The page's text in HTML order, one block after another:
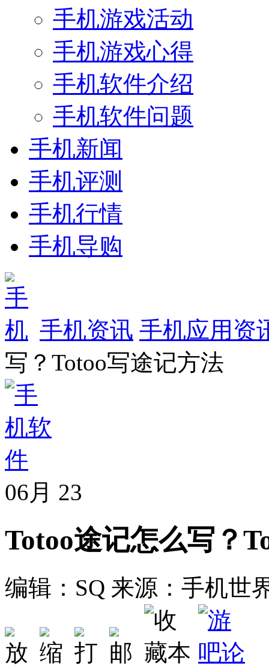
手机游戏活动
手机游戏心得
手机软件介绍
手机软件问题
手机新闻
手机评测
手机行情
手机导购
手机资讯 手机应用资
写？Totoo写途记方法
06月 23
Totoo途记怎么写？
编辑：SQ 来源：手机世